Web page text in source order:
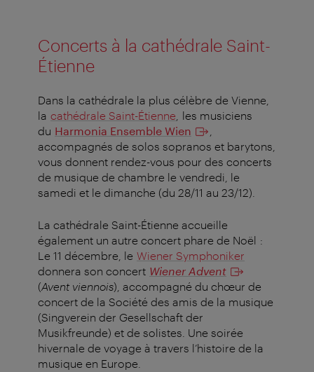
Concerts à la cathédrale Saint-
Étienne
Dans la cathédrale la plus célèbre de Vienne,
la cathédrale Saint-Étienne , les musiciens
du Harmonia Ensemble Wien
accompagnés de solos sopranos et barytons,
vous donnent rendez-vous pour des concerts
de musique de chambre le vendredi, le
samedi et le dimanche (du 28/11 au 23/12).
La cathédrale Saint-Étienne accueille
également un autre concert phare de Noël :
Le 11 décembre, le Wiener Symphoniker
donnera son concert Wiener Advent
(Avent viennois), accompagné du chœur de
concert de la Société des amis de la musique
(Singverein der Gesellschaft der
Musikfreunde) et de solistes. Une soirée
hivernale de voyage à travers l’histoire de la
musique en Europe.